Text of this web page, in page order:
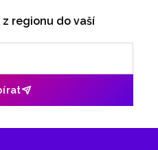
regionu do vaší